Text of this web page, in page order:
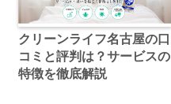
クリーンライフ名古屋の口
コミと評判は？サービスの
特徴を徹底解説